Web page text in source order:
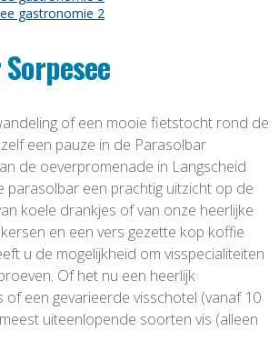
of een mooie fietstocht rond de
een pauze in de Parasolbar
de oeverpromenade in Langscheid
parasolbar een prachtig uitzicht op de
koele drankjes of van onze heerlijke
en een vers gezette kop koffie
u de mogelijkheid om visspecialiteiten
Of het nu een heerlijk
of een gevarieerde visschotel (vanaf 10
uiteenlopende soorten vis (alleen